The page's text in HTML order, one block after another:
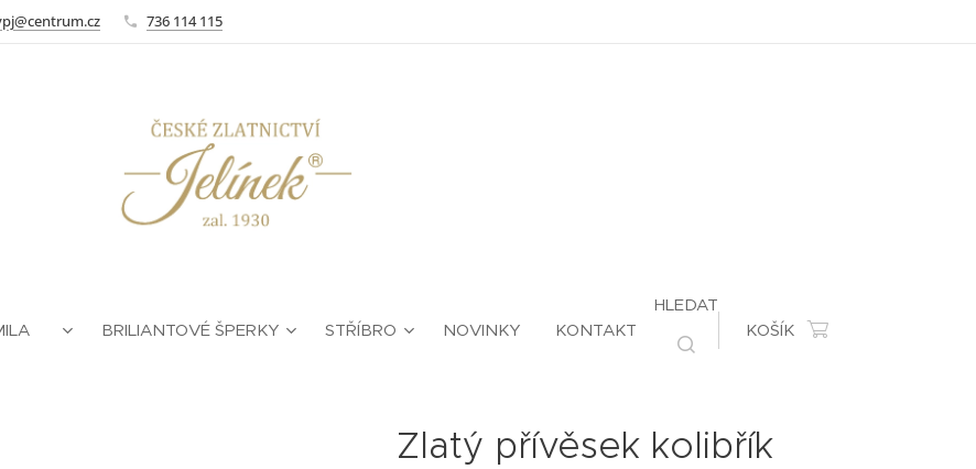
736 114 115
❤ BRILIANTOVÉ ŠPERKY STŘÍBRO NOVINKY KONTAKT
HLEDAT
KOŠÍK
Zlatý přívěsek kolibřík